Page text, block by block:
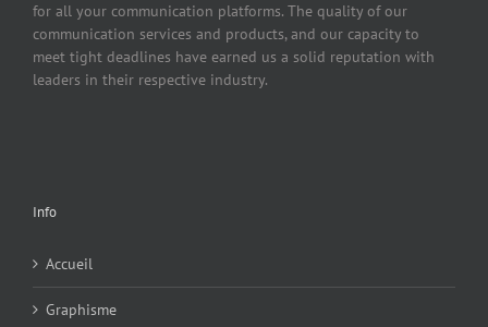
for all your communication platforms. The quality of our
communication services and products, and our capacity to
meet tight deadlines have earned us a solid reputation with
leaders in their respective industry.
Info
Accueil
Graphisme